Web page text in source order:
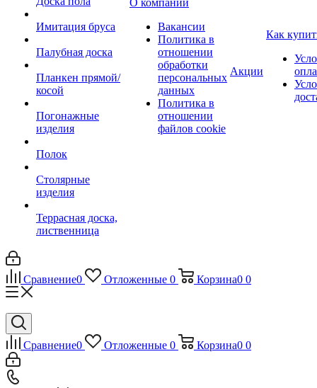
Имитация бруса
Палубная доска
Планкен прямой/
косой
Погонажные
изделия
Полок
Столярные
изделия
Террасная доска,
лиственница
О компании
Вакансии
Политика в
отношении
обработки
персональных
данных
Политика в
отношении
файлов cookie
Акции
Как
Сравнение0 Отложенные 0 Корзина0 0
Сравнение0 Отложенные 0 Корзина0 0